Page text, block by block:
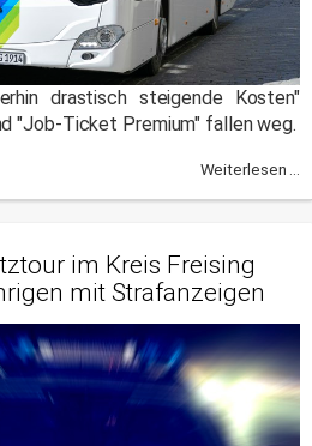
drastisch steigende Kosten"
"Job-Ticket Premium" fallen weg.
Weiterlesen ...
im Kreis Freising
mit Strafanzeigen